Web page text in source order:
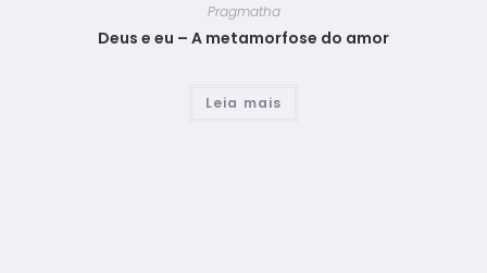
Pragmatha
Deus e eu – A metamorfose do amor
Leia mais